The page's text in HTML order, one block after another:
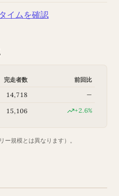
イムを確認
完走者数 前回比
14,718
—
15,106 +2.6%
ー規模とは異なります）。